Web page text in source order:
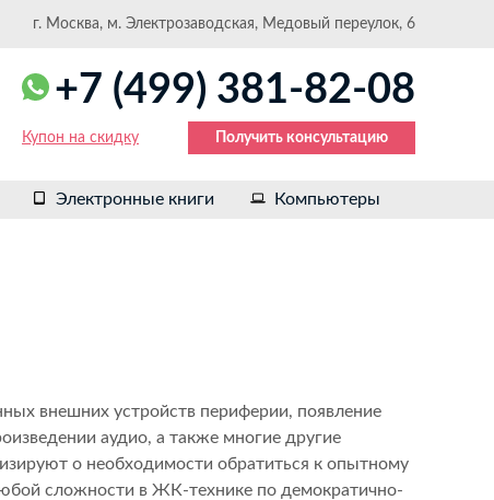
г. Москва, м. Электрозаводская, Медовый переулок, 6
+7 (499) 381-82-08
Купон на скидку Получить консультацию
Электронные книги Компьютеры
внешних устройств периферии, появление
аудио, а также многие другие
о необходимости обратиться к опытному
сложности в ЖК-технике по демократично-